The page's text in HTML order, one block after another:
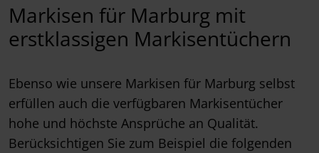
Markisen für Marburg mit
erstklassigen Markisentüchern
Ebenso wie unsere Markisen für Marburg selbst
erfüllen auch die verfügbaren Markisentücher
hohe und höchste Ansprüche an Qualität.
Berücksichtigen Sie zum Beispiel die folgenden